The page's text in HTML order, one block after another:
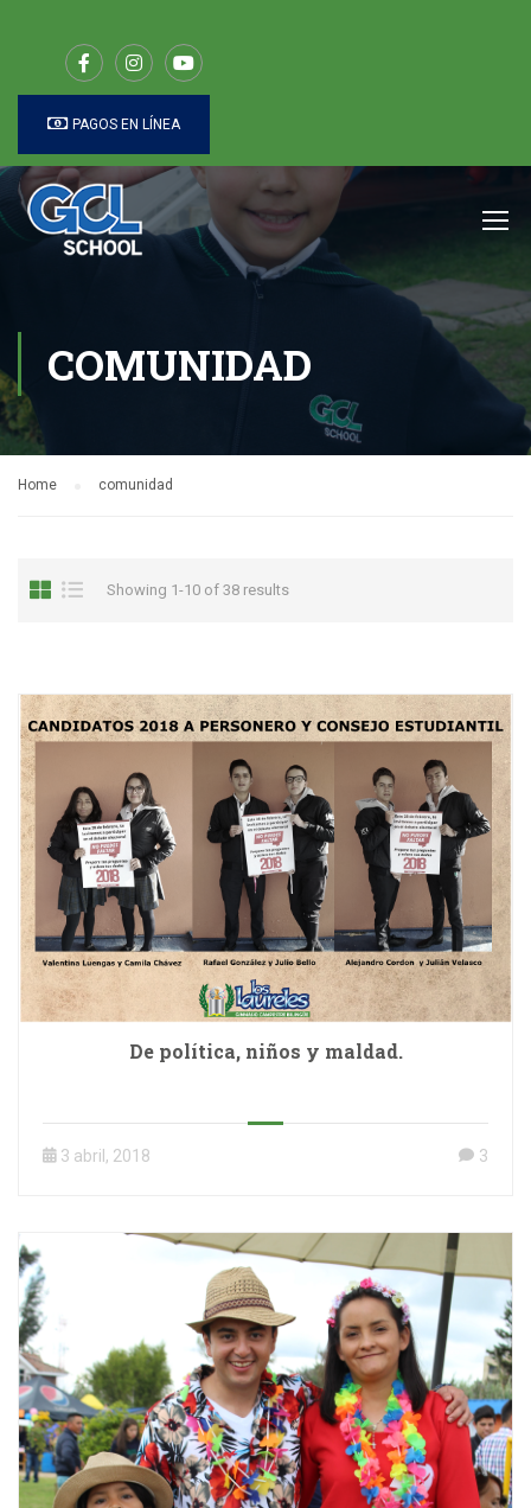
PAGOS EN LÍNEA
COMUNIDAD
Home comunidad
Showing 1-10 of 38 results
De política, niños y maldad.
3 abril, 2018 3